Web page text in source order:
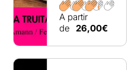
A partir
de 26,00€